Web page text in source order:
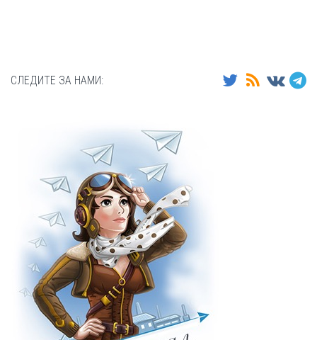
СЛЕДИТЕ ЗА НАМИ: